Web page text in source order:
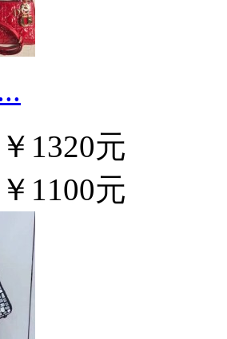
￥1320元
￥1100元